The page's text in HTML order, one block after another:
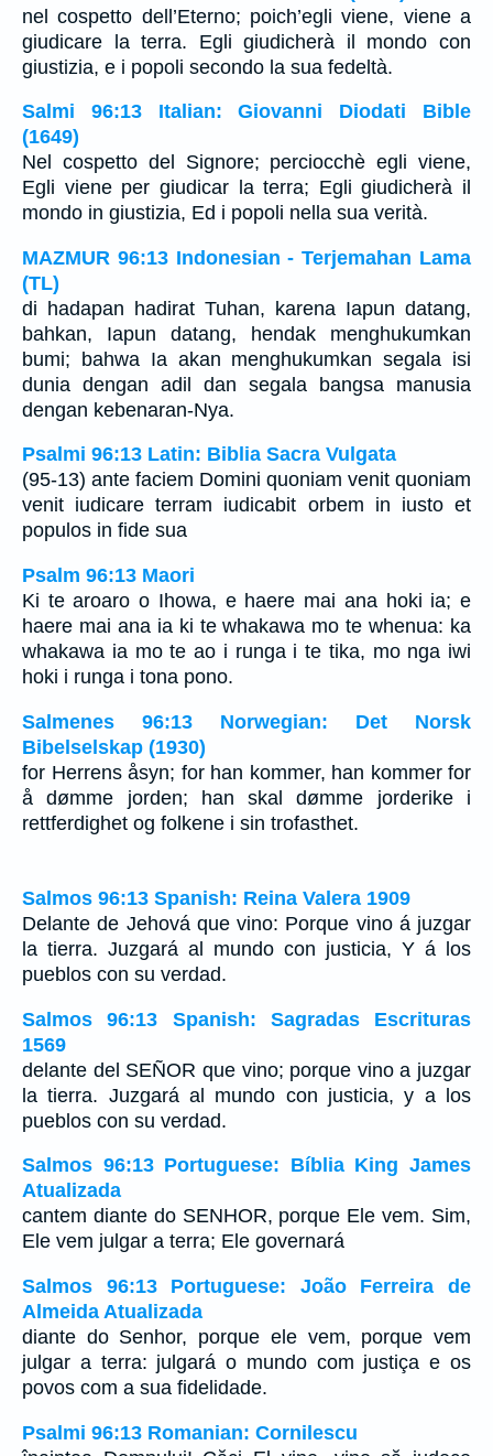
nel cospetto dell’Eterno; poich’egli viene, viene a
giudicare la terra. Egli giudicherà il mondo con
giustizia, e i popoli secondo la sua fedeltà.
Salmi 96:13 Italian: Giovanni Diodati Bible
(1649)
Nel cospetto del Signore; perciocchè egli viene,
Egli viene per giudicar la terra; Egli giudicherà il
mondo in giustizia, Ed i popoli nella sua verità.
MAZMUR 96:13 Indonesian - Terjemahan Lama
(TL)
di hadapan hadirat Tuhan, karena Iapun datang,
bahkan, Iapun datang, hendak menghukumkan
bumi; bahwa Ia akan menghukumkan segala isi
dunia dengan adil dan segala bangsa manusia
dengan kebenaran-Nya.
Psalmi 96:13 Latin: Biblia Sacra Vulgata
(95-13) ante faciem Domini quoniam venit quoniam
venit iudicare terram iudicabit orbem in iusto et
populos in fide sua
Psalm 96:13 Maori
Ki te aroaro o Ihowa, e haere mai ana hoki ia; e
haere mai ana ia ki te whakawa mo te whenua: ka
whakawa ia mo te ao i runga i te tika, mo nga iwi
hoki i runga i tona pono.
Salmenes 96:13 Norwegian: Det Norsk
Bibelselskap (1930)
for Herrens åsyn; for han kommer, han kommer for
å dømme jorden; han skal dømme jorderike i
rettferdighet og folkene i sin trofasthet.
Salmos 96:13 Spanish: Reina Valera 1909
Delante de Jehová que vino: Porque vino á juzgar
la tierra. Juzgará al mundo con justicia, Y á los
pueblos con su verdad.
Salmos 96:13 Spanish: Sagradas Escrituras
1569
delante del SEÑOR que vino; porque vino a juzgar
la tierra. Juzgará al mundo con justicia, y a los
pueblos con su verdad.
Salmos 96:13 Portuguese: Bíblia King James
Atualizada
cantem diante do SENHOR, porque Ele vem. Sim,
Ele vem julgar a terra; Ele governará
Salmos 96:13 Portuguese: João Ferreira de
Almeida Atualizada
diante do Senhor, porque ele vem, porque vem
julgar a terra: julgará o mundo com justiça e os
povos com a sua fidelidade.
Psalmi 96:13 Romanian: Cornilescu